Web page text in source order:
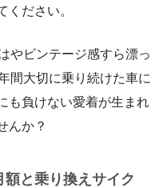
ください。
やビンテージ感すら漂っ
間大切に乗り続けた車に
も負けない愛着が生まれ
んか？
と乗り換えサイク